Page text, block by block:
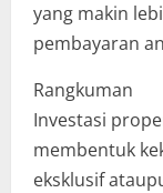
yang makin
pembayaran
Rangkuman
Investasi
membentuk
eksklusif